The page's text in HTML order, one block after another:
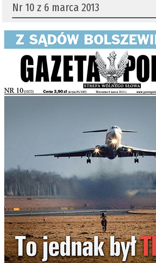
Nr 10 z 6 marca 2013